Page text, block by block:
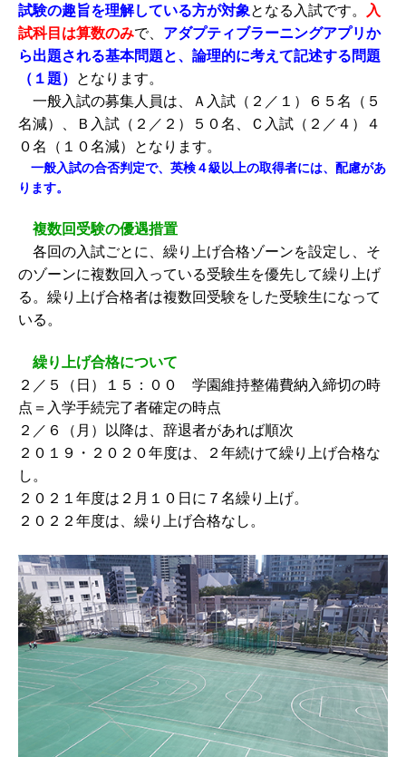
試験の趣旨を理解している方が対象となる入試です。
入
試科目は算数のみで、 アダプティブラーニングアプリか
ら出題される基本問題と、論理的に考えて記述する問題
（１題）
となります。
一般入試の募集人員は、Ａ入試（２／１）６５名（５
名減）、Ｂ入試（２／２）５０名、Ｃ入試（２／４）４
０名（１０名減）となります。
一般入試の合否判定で、英検４級以上の取得者には、配慮があ
ります。
複数回受験の優遇措置
各回の入試ごとに、繰り上げ合格ゾーンを設定し、そ
のゾーンに複数回入っている受験生を優先して繰り上げ
る。繰り上げ合格者は複数回受験をした受験生になって
いる。
繰り上げ合格について
２／５（日）１５：００ 学園維持整備費納入締切の時
点＝入学手続完了者確定の時点
２／６（月）以降は、辞退者があれば順次
２０１９・２０２０年度は、２年続けて繰り上げ合格な
し。
２０２１年度は２月１０日に７名繰り上げ。
２０２２年度は、繰り上げ合格なし。